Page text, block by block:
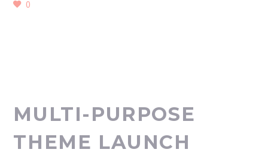
0
MULTI-PURPOSE
THEME LAUNCH